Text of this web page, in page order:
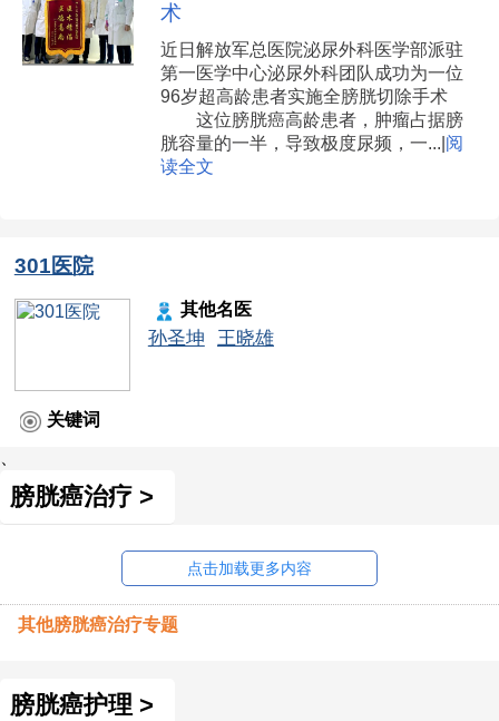
术
近日解放军总医院泌尿外科医学部派驻
第一医学中心泌尿外科团队成功为一位
96岁超高龄患者实施全膀胱切除手术
这位膀胱癌高龄患者，肿瘤占据膀
胱容量的一半，导致极度尿频，一...| 阅
读全文
301医院
其他名医
孙圣坤 王晓雄
关键词
膀胱癌治疗 >
点击加载更多内容
其他膀胱癌治疗专题
膀胱癌护理 >